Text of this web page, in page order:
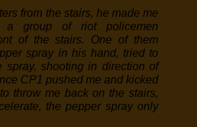
from the stairs, he made me
a group of riot policemen
of the stairs. One of them
spray in his hand, tried to
spray, shooting in direction of
CP1 pushed me and kicked
throw me back on the stairs,
the pepper spray only